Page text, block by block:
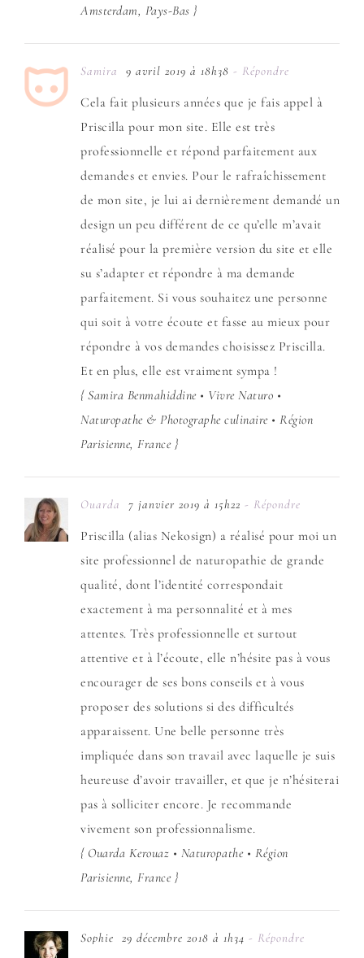
Amsterdam, Pays-Bas }
Samira 9 avril 2019 à 18h38 - Répondre
Cela fait plusieurs années que je fais appel à
Priscilla pour mon site. Elle est très
professionnelle et répond parfaitement aux
demandes et envies. Pour le rafraîchissement
de mon site, je lui ai dernièrement demandé un
design un peu différent de ce qu’elle m’avait
réalisé pour la première version du site et elle
su s’adapter et répondre à ma demande
parfaitement. Si vous souhaitez une personne
qui soit à votre écoute et fasse au mieux pour
répondre à vos demandes choisissez Priscilla.
Et en plus, elle est vraiment sympa !
{ Samira Benmahiddine • Vivre Naturo •
Naturopathe & Photographe culinaire • Région
Parisienne, France }
Ouarda 7 janvier 2019 à 15h22 - Répondre
Priscilla (alias Nekosign) a réalisé pour moi un
site professionnel de naturopathie de grande
qualité, dont l’identité correspondait
exactement à ma personnalité et à mes
attentes. Très professionnelle et surtout
attentive et à l’écoute, elle n’hésite pas à vous
encourager de ses bons conseils et à vous
proposer des solutions si des difficultés
apparaissent. Une belle personne très
impliquée dans son travail avec laquelle je suis
heureuse d’avoir travailler, et que je n’hésiterai
pas à solliciter encore. Je recommande
vivement son professionnalisme.
{ Ouarda Kerouaz • Naturopathe • Région
Parisienne, France }
Sophie 29 décembre 2018 à 1h34 - Répondre